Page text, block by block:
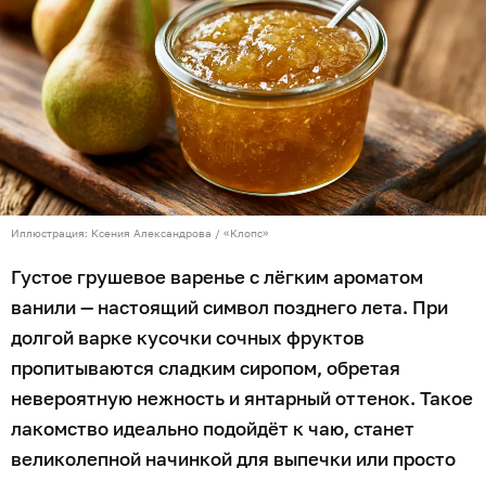
Иллюстрация: Ксения Александрова / «Клопс»
Густое грушевое варенье с лёгким ароматом
ванили — настоящий символ позднего лета. При
долгой варке кусочки сочных фруктов
пропитываются сладким сиропом, обретая
невероятную нежность и янтарный оттенок. Такое
лакомство идеально подойдёт к чаю, станет
великолепной начинкой для выпечки или просто